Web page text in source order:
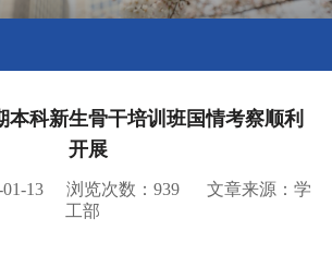
本科新生骨干培训班国情考察顺利
开展
13 浏览次数：939
文章来源：学
工部